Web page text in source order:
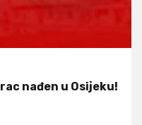
nađen u Osijeku!